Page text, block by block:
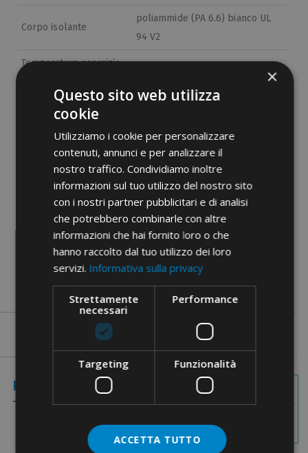
Corpo isolante
poliammide (PA 6.6) bianco UL
94 V2
Temperatura esercizio
41MA11E
Documenti PDF
Immagini
Quote
Referenze
×
Questo sito web utilizza
cookie
Utilizziamo i cookie per personalizzare
contenuti, annunci e per analizzare il
nostro traffico. Condividiamo inoltre
informazioni sul tuo utilizzo del nostro sito
con i nostri partner pubblicitari e di analisi
che potrebbero combinarle con altre
informazioni che hai fornito loro o che
hanno raccolto dal tuo utilizzo dei loro
servizi. Informativa sulla privacy
Strettamente
necessari
Performance
Targeting Funzionalità
ACCETTA TUTTO